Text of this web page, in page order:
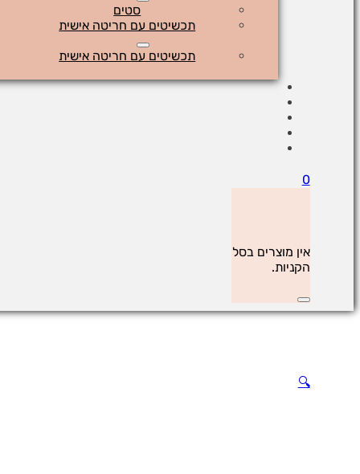
סטים
תכשיטים עם חריטה אישית
תכשיטים עם חריטה אישית
0
אין מוצרים בסל
הקניות.
🔍